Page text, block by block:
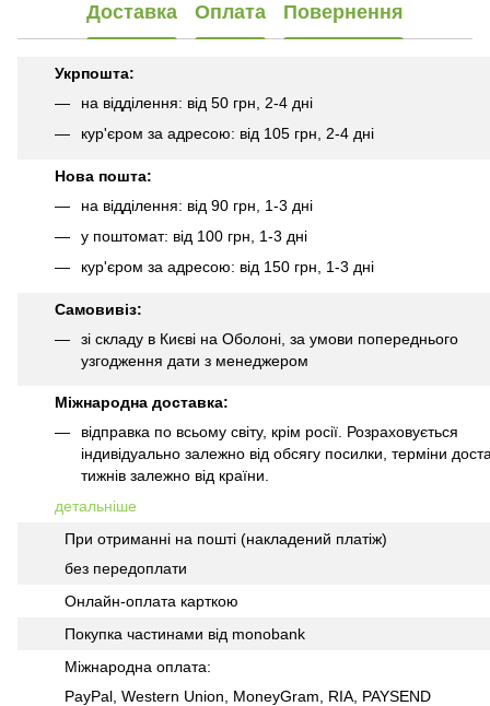
Доставка Оплата Повернення
Укрпошта:
на відділення: від 50 грн, 2-4 дні
кур'єром за адресою: від 105 грн, 2-4 дні
Нова пошта:
на відділення: від 90 грн, 1-3 дні
у поштомат: від 100 грн, 1-3 дні
кур'єром за адресою: від 150 грн, 1-3 дні
Самовивіз:
зі складу в Києві на Оболоні, за умови попереднього
узгодження дати з менеджером
Міжнародна доставка:
відправка по всьому світу, крім росії. Розраховується
індивідуально залежно від обсягу посилки, терміни
тижнів залежно від країни.
детальніше
При отриманні на пошті (накладений платіж)
без передоплати
Онлайн-оплата карткою
Покупка частинами від monobank
Міжнародна оплата:
PayPal, Western Union, MoneyGram, RIA, PAYSEND